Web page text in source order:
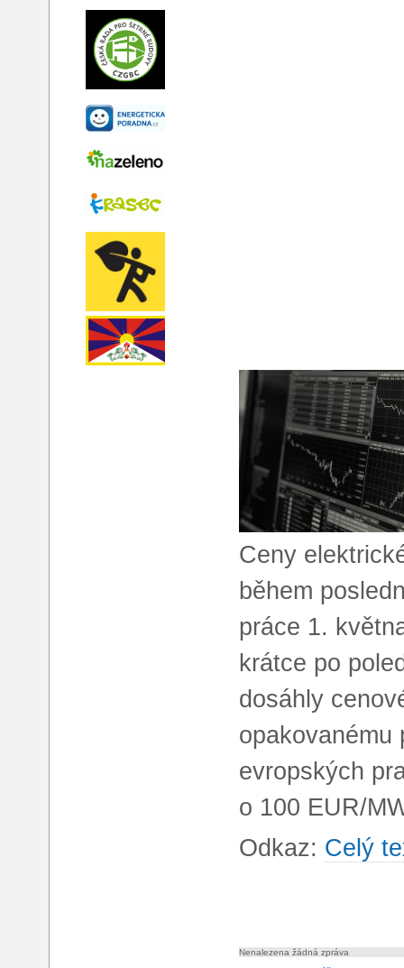
Ceny
během
práce 1.
krátce po
dosáhly
opakovanému
evropských
o 100 EUR/
Odkaz: Celý
Nenalezena žádná zpráva